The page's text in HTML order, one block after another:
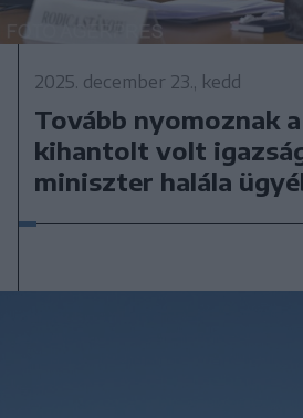
2025. december 23., kedd
Tovább nyomoznak
kihantolt volt
miniszter halála